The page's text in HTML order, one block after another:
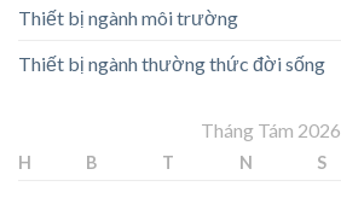
Thiết bị ngành môi trường
Thiết bị ngành thường thức đời sống
Tháng Tám 2026
H B T N S